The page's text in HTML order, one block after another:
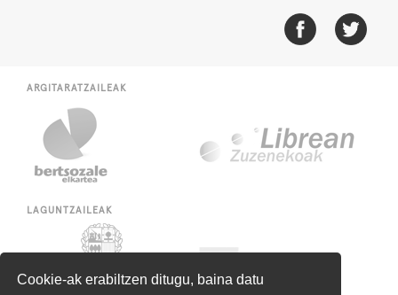
Cookie-ak erabiltzen ditugu, baina datu
ARGITARATZAILEAK
LAGUNTZAILEAK